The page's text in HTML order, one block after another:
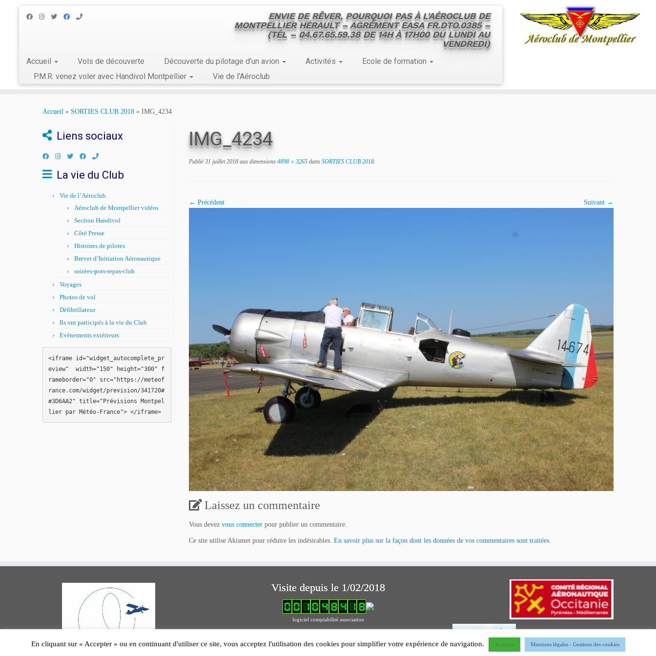
ENVIE DE RÊVER, POURQUOI PAS À L'AÉROCLUB DE
MONTPELLIER HÉRAULT – AGRÉMENT EASA FR.DTO.0385 –
(TÉL – 04.67.65.59.38 DE 14H À 17H00 DU LUNDI AU
VENDREDI)
Accueil Vols de découverte Découverte du pilotage d’un avion Activités
Ecole de formation
P.M.R. venez voler avec Handivol Montpellier
Vie de l’Aéroclub
Accueil » SORTIES CLUB 2018 » IMG_4234
Liens sociaux
La vie du Club
Vie de l’Aéroclub
Aéroclub de Montpellier vidéos
Section Handivol
Côté Presse
Histoires de pilotes
Brevet d’Initiation Aéronautique
soirées-pots-repas-club
Voyages
Photos de vol
Défibrillateur
Ils ont participés à la vie du Club
Evènements extérieurs
<iframe id="widget_autocomplete_pr
eview"  width="150" height="300" f
rameborder="0" src="https://meteof
rance.com/widget/prevision/341720#
#3D6AA2" title="Prévisions Montpel
lier par Météo-France"> </iframe>
IMG_4234
Publié 31 juillet 2018 aux dimensions 4898 × 3265 dans SORTIES CLUB 2018.
← Précédent Suivant →
Laissez un commentaire
Vous devez vous connecter pour publier un commentaire.
Ce site utilise Akismet pour réduire les indésirables. En savoir plus sur la façon dont les données de vos commentaires sont traitées.
Visite depuis le 1/02/2018
logiciel comptabilité association
En cliquant sur « Accepter » ou en continuant d'utiliser ce site, vous acceptez l'utilisation des cookies pour simplifier votre expérience de navigation. Accepter Mentions légales - Gestions des cookies